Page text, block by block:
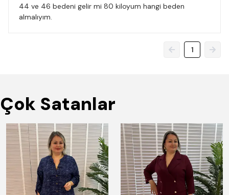
44 ve 46 bedeni gelir mi 80 kiloyum hangi beden
almalıyım.
1
Çok Satanlar